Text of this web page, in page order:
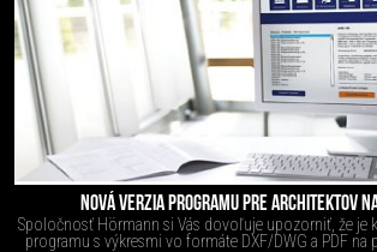
NOVÁ VERZIA PROGRAMU PRE ARCHITEKTOV
Spoločnosť Hörmann si Vás dovoľuje upozorniť, že je
programu s výkresmi vo formáte DXF/DWG a PDF na